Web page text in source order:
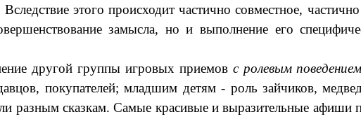
этого происходит частично совместное, частично
замысла, но и выполнение его
другой группы игровых приемов с ролевым
покупателей; младшим детям - роль зайчиков,
разным сказкам. Самые красивые и выразительные афиши